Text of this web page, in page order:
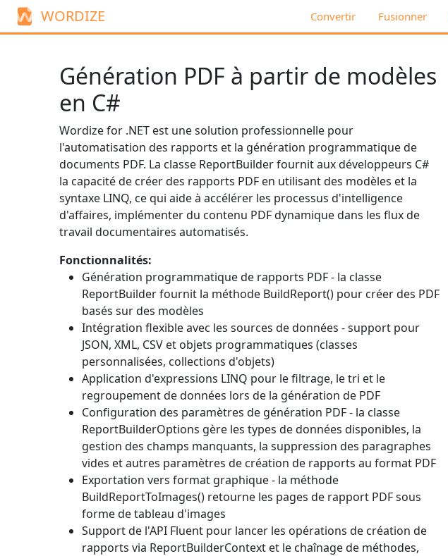
WORDIZE Convertir Fusionner
Génération PDF à partir de modèles
en C#
Wordize for .NET est une solution professionnelle pour
l'automatisation des rapports et la génération programmatique de
documents PDF. La classe ReportBuilderfournit aux développeurs C#
la capacité de créer des rapports PDF en utilisant des modèles et la
syntaxe LINQ, ce qui aide à accélérer les processus d'intelligence
d'affaires, implémenter du contenu PDF dynamique dans les flux de
travail documentaires automatisés.
Fonctionnalités:
Génération programmatique de rapports PDF - la classe
ReportBuilderfournit la méthode BuildReport() pour créer des PDF
basés sur des modèles
Intégration flexible avec les sources de données - support pour
JSON, XML, CSV et objets programmatiques (classes
personnalisées, collections d'objets)
Application d'expressions LINQ pour le filtrage, le tri et le
regroupement de données lors de la génération de PDF
Configuration des paramètres de génération PDF - la classe
ReportBuilderOptions gère les types de données disponibles, la
gestion des champs manquants, la suppression des paragraphes
vides et autres paramètres de création de rapports au format PDF
Exportation vers format graphique - la méthode
BuildReportToImages() retourne les pages de rapport PDF sous
forme de tableau d'images
Support de l'API Fluent pour lancer les opérations de création de
rapports via ReportBuilderContext et le chaînage de méthodes,